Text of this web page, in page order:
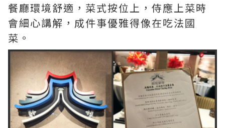
餐廳環境舒適，菜式按位上，侍應上菜時
會細心講解，成件事優雅得像在吃法國
菜。